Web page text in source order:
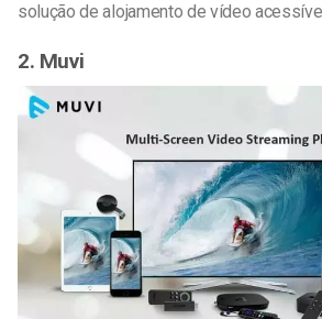
solução de alojamento de vídeo
2. Muvi